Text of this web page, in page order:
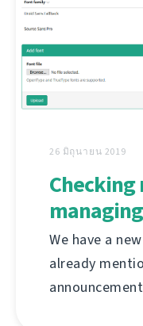
26 มิถุนายน 2019
Checking
We have a
already